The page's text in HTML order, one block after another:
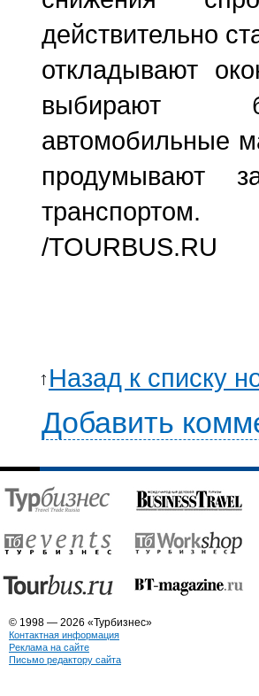
действительно
откладывают
выбирают
автомобильные
продумывают
транспортом.
/TOURBUS.RU
Назад к списку
Добавить
© 1998 — 2026 «Турбизнес»
Контактная информация
Реклама на сайте
Письмо редактору сайта